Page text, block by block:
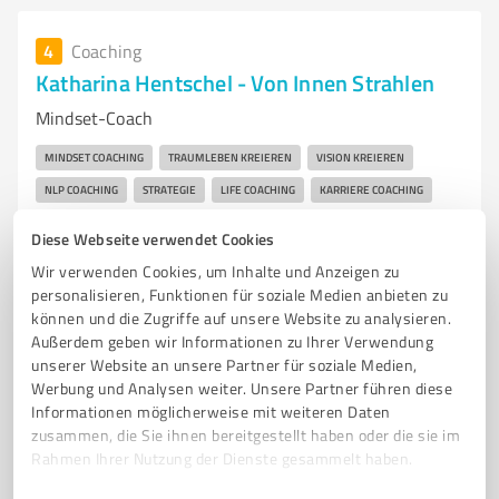
Diese Webseite verwendet Cookies
Wir verwenden Cookies, um Inhalte und Anzeigen zu
personalisieren, Funktionen für soziale Medien anbieten zu
können und die Zugriffe auf unsere Website zu analysieren.
Außerdem geben wir Informationen zu Ihrer Verwendung
unserer Website an unsere Partner für soziale Medien,
Werbung und Analysen weiter. Unsere Partner führen diese
Informationen möglicherweise mit weiteren Daten
zusammen, die Sie ihnen bereitgestellt haben oder die sie im
Rahmen Ihrer Nutzung der Dienste gesammelt haben.
4 Coaching
Katharina Hentschel - Von Innen Strahlen
Mindset-Coach
MINDSET COACHING TRAUMLEBEN KREIEREN VISION KREIEREN
NLP COACHING STRATEGIE LIFE COACHING KARRIERE COACHING
Hans-Traut-Straße 19, 90455 Nürnberg
service@katharinahentschel.de
www.katharinahentschel.de/
10 Bewertungen
von 15 veröffentlicht